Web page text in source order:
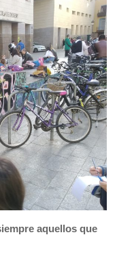
aquellos que